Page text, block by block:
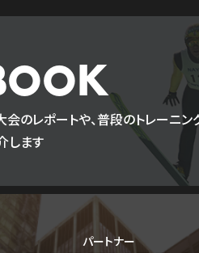
のレポートや、普段のトレーニン
します
パートナー